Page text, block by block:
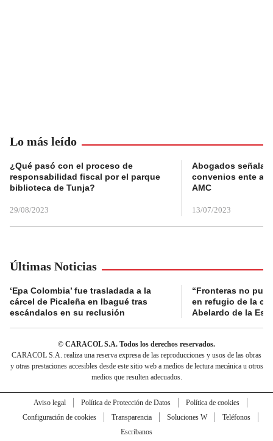
Lo más leído
¿Qué pasó con el proceso de
responsabilidad fiscal por el parque
biblioteca de Tunja?
29/08/2023
Abogados
convenios ente
AMC
13/07/2023
Últimas Noticias
‘Epa Colombia’ fue trasladada a la
cárcel de Picaleña en Ibagué tras
escándalos en su reclusión
“Fronteras no
en refugio de la
Abelardo de la
© CARACOL S.A. Todos los derechos reservados.
CARACOL S.A. realiza una reserva expresa de las reproducciones y usos de las obras
y otras prestaciones accesibles desde este sitio web a medios de lectura mecánica u otros
medios que resulten adecuados.
Aviso legal Política de Protección de Datos
Política de cookies
Configuración de cookies
Transparencia Soluciones W
Teléfonos
Escríbanos